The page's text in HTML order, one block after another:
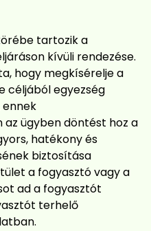
tartozik a
kívüli rendezése.
hogy megkísérelje a
céljából egyezség
ügyben döntést hoz a
hatékony és
biztosítása
a fogyasztó vagy a
ad a fogyasztót
terhelő